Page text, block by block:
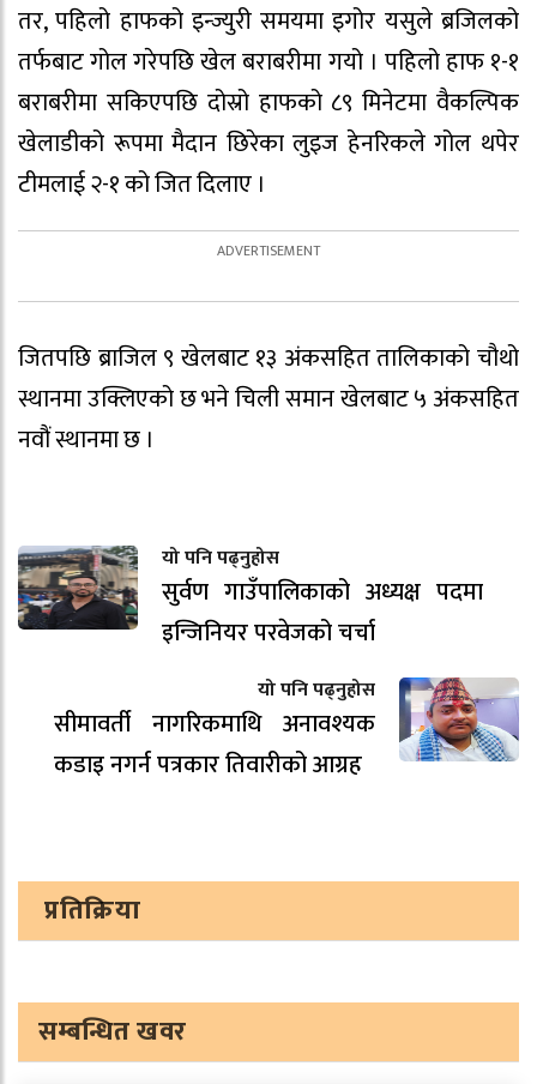
तर, पहिलो हाफको इन्ज्युरी समयमा इगोर यसुले ब्रजिलको
तर्फबाट गोल गरेपछि खेल बराबरीमा गयो । पहिलो हाफ १-१
बराबरीमा सकिएपछि दोस्रो हाफको ८९ मिनेटमा वैकल्पिक
खेलाडीको रूपमा मैदान छिरेका लुइज हेनरिकले गोल थपेर
टीमलाई २-१ को जित दिलाए ।
जितपछि ब्राजिल ९ खेलबाट १३ अंकसहित तालिकाको चौथो
स्थानमा उक्लिएको छ भने चिली समान खेलबाट ५ अंकसहित
नवौं स्थानमा छ ।
यो पनि पढ्नुहोस
सुर्वण गाउँपालिकाको अध्यक्ष पदमा
इन्जिनियर परवेजको चर्चा
यो पनि पढ्नुहोस
सीमावर्ती नागरिकमाथि अनावश्यक
कडाइ नगर्न पत्रकार तिवारीको आग्रह
प्रतिक्रिया
सम्बन्धित खवर